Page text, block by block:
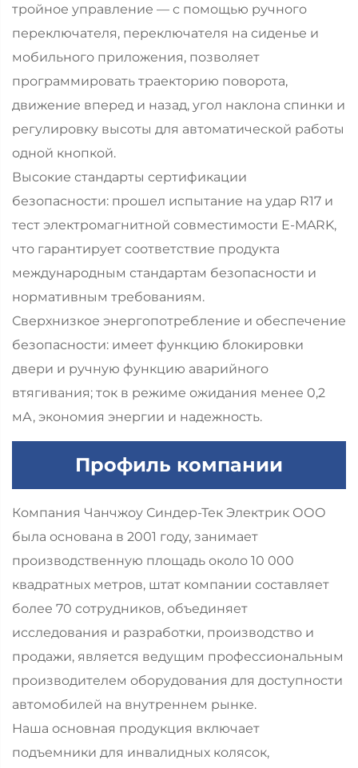
тройное управление — с помощью ручного
переключателя, переключателя на сиденье и
мобильного приложения, позволяет
программировать траекторию поворота,
движение вперед и назад, угол наклона спинки и
регулировку высоты для автоматической работы
одной кнопкой.
Высокие стандарты сертификации
безопасности: прошел испытание на удар R17 и
тест электромагнитной совместимости E-MARK,
что гарантирует соответствие продукта
международным стандартам безопасности и
нормативным требованиям.
Сверхнизкое энергопотребление и обеспечение
безопасности: имеет функцию блокировки
двери и ручную функцию аварийного
втягивания; ток в режиме ожидания менее 0,2
мА, экономия энергии и надежность.
Профиль компании
Компания Чанчжоу Синдер-Тек Электрик ООО
была основана в 2001 году, занимает
производственную площадь около 10 000
квадратных метров, штат компании составляет
более 70 сотрудников, объединяет
исследования и разработки, производство и
продажи, является ведущим профессиональным
производителем оборудования для доступности
автомобилей на внутреннем рынке.
Наша основная продукция включает
подъемники для инвалидных колясок,